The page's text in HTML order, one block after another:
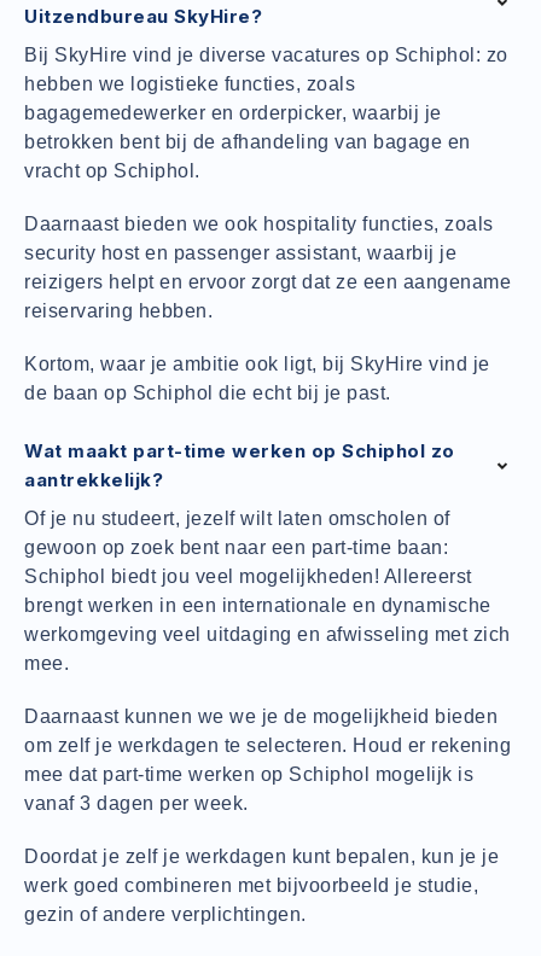
Uitzendbureau SkyHire?
Bij SkyHire vind je diverse vacatures op Schiphol: zo
hebben we logistieke functies, zoals
bagagemedewerker en orderpicker, waarbij je
betrokken bent bij de afhandeling van bagage en
vracht op Schiphol.
Daarnaast bieden we ook hospitality functies, zoals
security host en passenger assistant, waarbij je
reizigers helpt en ervoor zorgt dat ze een aangename
reiservaring hebben.
Kortom, waar je ambitie ook ligt, bij SkyHire vind je
de baan op Schiphol die echt bij je past.
Wat maakt part-time werken op Schiphol zo
aantrekkelijk?
Of je nu studeert, jezelf wilt laten omscholen of
gewoon op zoek bent naar een part-time baan:
Schiphol biedt jou veel mogelijkheden! Allereerst
brengt werken in een internationale en dynamische
werkomgeving veel uitdaging en afwisseling met zich
mee.
Daarnaast kunnen we we je de mogelijkheid bieden
om zelf je werkdagen te selecteren. Houd er rekening
mee dat part-time werken op Schiphol mogelijk is
vanaf 3 dagen per week.
Doordat je zelf je werkdagen kunt bepalen, kun je je
werk goed combineren met bijvoorbeeld je studie,
gezin of andere verplichtingen.